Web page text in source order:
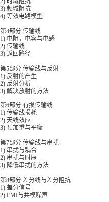
3) 频域阻抗
4) 等效电路模型
第4部分 传输线
1) 电阻，电容与电感
2) 传输线
3) 返回路径
第5部分 传输线与反射
1) 反射的产生
2) 反射分析
3) 解决放射的方法
第6部分 有损传输线
1) 传输线损耗
2) 天线效应
3) 预加重与平衡
第7部分 传输线与串扰
1) 串扰与耦合
2) 串扰与时序
3) 降低串扰的方法
第8部分 差分线与差分阻抗
1) 差分信号
2) EMI与共模噪声